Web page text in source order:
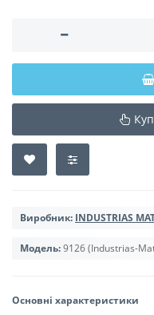
Виробник: INDUSTRIAS
Модель:9126 (Industrias-
Основні характеристики